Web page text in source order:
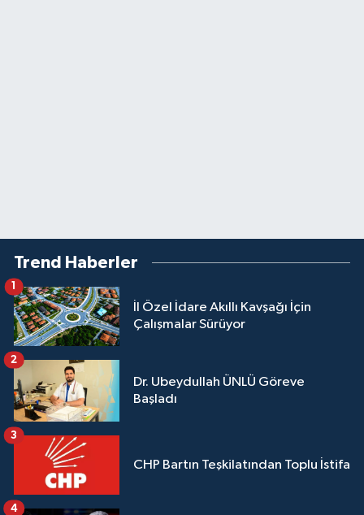
Trend Haberler
İl Özel İdare Akıllı Kavşağı İçin
Çalışmalar Sürüyor
1
Dr. Ubeydullah ÜNLÜ Göreve
Başladı
2
CHP Bartın Teşkilatından Toplu İstifa
3
4